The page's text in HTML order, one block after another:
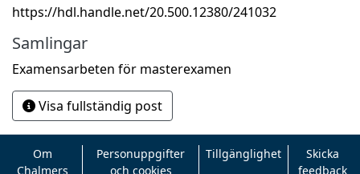
https://hdl.handle.net/20.500.12380/241032
Samlingar
Examensarbeten för masterexamen
Visa fullständig post
Om
Chalmers
Personuppgifter
och cookies
Tillgänglighet
Skicka
feedback